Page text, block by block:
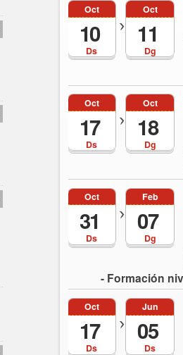
Ds
Oct
10
Dg
Oct
11
Ds
Oct
17
Dg
Oct
18
Ds
Oct
31
Dg
Feb
07
- Formación
Ds
Oct
17
Ds
Jun
05